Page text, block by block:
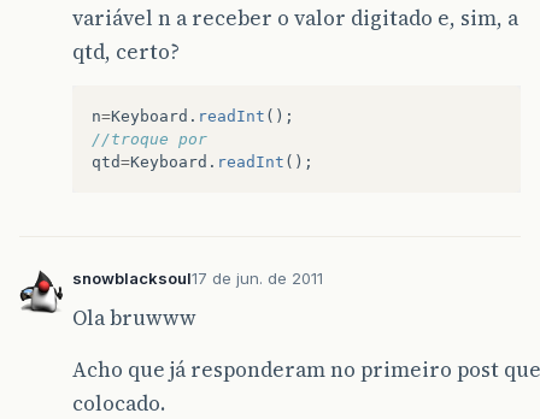
variável n a receber o valor digitado e, sim, a
qtd, certo?
n=Keyboard . readInt ();
//troque por
qtd=Keyboard . readInt ();
snowblacksoul17 de jun. de 2011
Ola bruwww
Acho que já responderam no primeiro post
colocado.